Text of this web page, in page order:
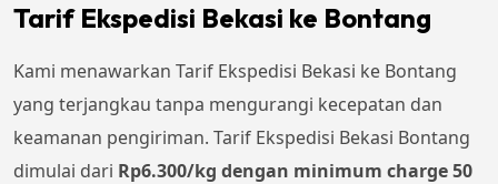
Tarif Ekspedisi Bekasi ke Bontang
Kami menawarkan Tarif Ekspedisi Bekasi ke Bontang
yang terjangkau tanpa mengurangi kecepatan dan
keamanan pengiriman. Tarif Ekspedisi Bekasi Bontang
dimulai dari Rp6.300/kg dengan minimum charge 50